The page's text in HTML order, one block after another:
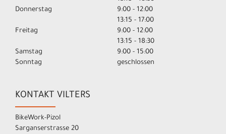
Donnerstag
9:00 - 12:00
13:15 - 17:00
Freitag
9:00 - 12:00
13:15 - 18:30
Samstag
9:00 - 15:00
Sonntag
geschlossen
KONTAKT VILTERS
BikeWork-Pizol
Sarganserstrasse 20